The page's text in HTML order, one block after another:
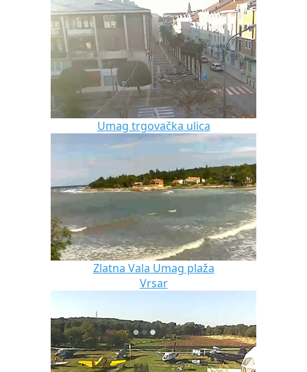
Umag trgovačka ulica
Zlatna Vala Umag plaža
Vrsar